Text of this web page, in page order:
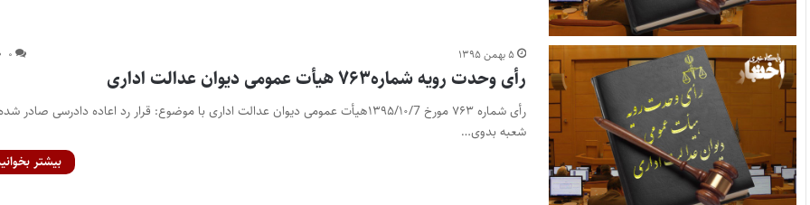
۵ بهمن ۱۳۹۵ ۰
رأی وحدت رویه شماره۷۶۳ هیأت عمومی دیوان عدالت اداری
رأی شماره ۷۶۳ مورخ ۱۳۹۵/۱۰/7هیأت عمومی دیوان عدالت اداری با موضوع: قرار رد اعاده دادرسی صادر
شعبه بدوی…
بیشتر